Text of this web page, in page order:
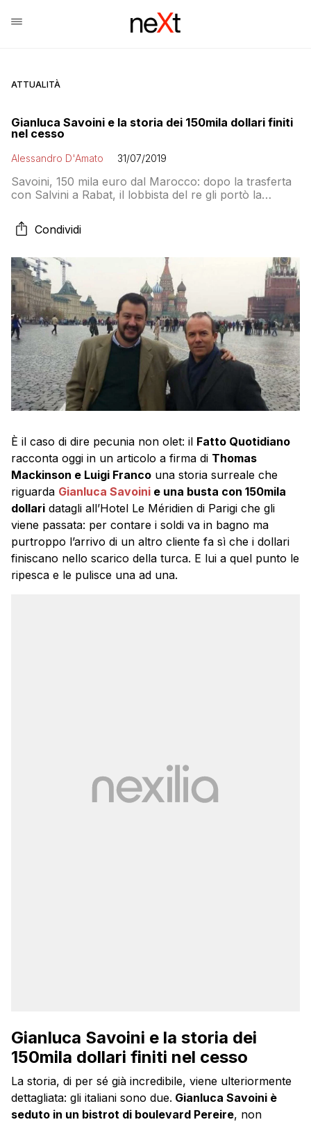
ATTUALITÀ
Gianluca Savoini e la storia dei 150mila dollari finiti
nel cesso
Alessandro D'Amato 31/07/2019
Savoini, 150 mila euro dal Marocco: dopo la trasferta
con Salvini a Rabat, il lobbista del re gli portò la
accadde l’imprevedibile…
Condividi
È il caso di dire pecunia non olet: il Fatto Quotidiano
racconta oggi in un articolo a firma di Thomas
Mackinson e Luigi Franco una storia surreale che
riguarda Gianluca Savoini e una busta con 150mila
dollari datagli all’Hotel Le Méridien di Parigi che gli
viene passata: per contare i soldi va in bagno ma
purtroppo l’arrivo di un altro cliente fa sì che i dollari
finiscano nello scarico della turca. E lui a quel punto le
ripesca e le pulisce una ad una.
Gianluca Savoini e la storia dei
150mila dollari finiti nel cesso
La storia, di per sé già incredibile, viene ulteriormente
dettagliata: gli italiani sono due. Gianluca Savoini è
seduto in un bistrot di boulevard Pereire, non